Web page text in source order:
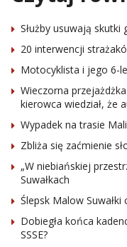
Służby usuwają skutki
20 interwencji
Motocyklista i jego 6-
Wieczorna
kierowca wiedział, że
Wypadek na trasie
Zbliża się zaćmienie
„W niebiańskiej
Suwałkach
Ślepsk Malow
Dobiegła końca
SSSE?